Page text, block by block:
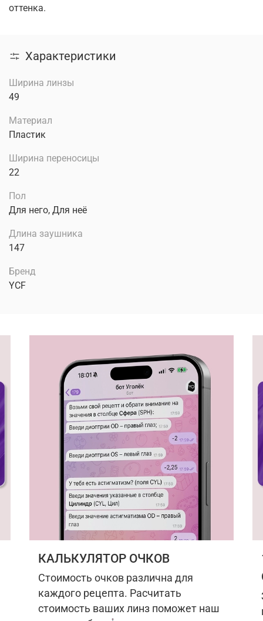
оттенка.
Характеристики
Ширина линзы
49
Материал
Пластик
Ширина переносицы
22
Пол
Для него, Для неё
Длина заушника
147
Бренд
YCF
КАЛЬКУЛЯТОР ОЧКОВ
Стоимость очков различна для
каждого рецепта. Расчитать
стоимость ваших линз поможет наш